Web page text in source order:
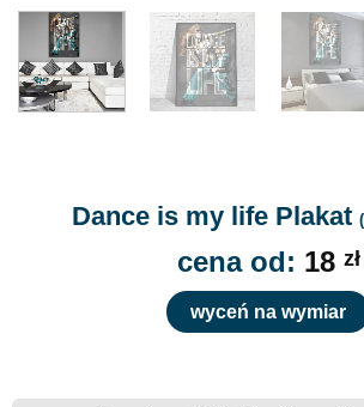
Dance is my life Plakat
cena od: 18 zł
wyceń na wymiar